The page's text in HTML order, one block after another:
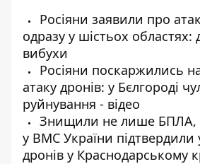
Росіяни заявили про
одразу у шістьох областях:
вибухи
Росіяни поскаржились
атаку дронів: у Бєлгороді
руйнування - відео
Знищили не лише БПЛА,
у ВМС України підтвердили
дронів у Краснодарському